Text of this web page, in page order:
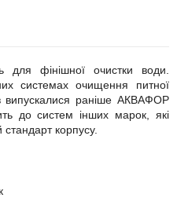
для фінішної очистки води.
системах очищення питної
раніше АКВАФОР
до систем інших марок, які
корпусу.